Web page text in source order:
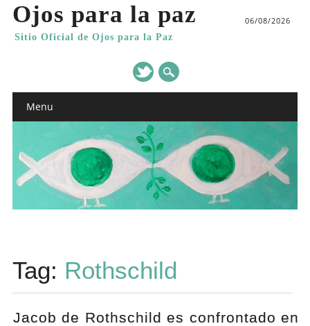
Ojos para la paz
Sitio Oficial de Ojos para la Paz
06/08/2026
Main menu
Menu
Andrés Vázquez de Sola
Tag: Rothschild
Jacob de Rothschild es confrontado en